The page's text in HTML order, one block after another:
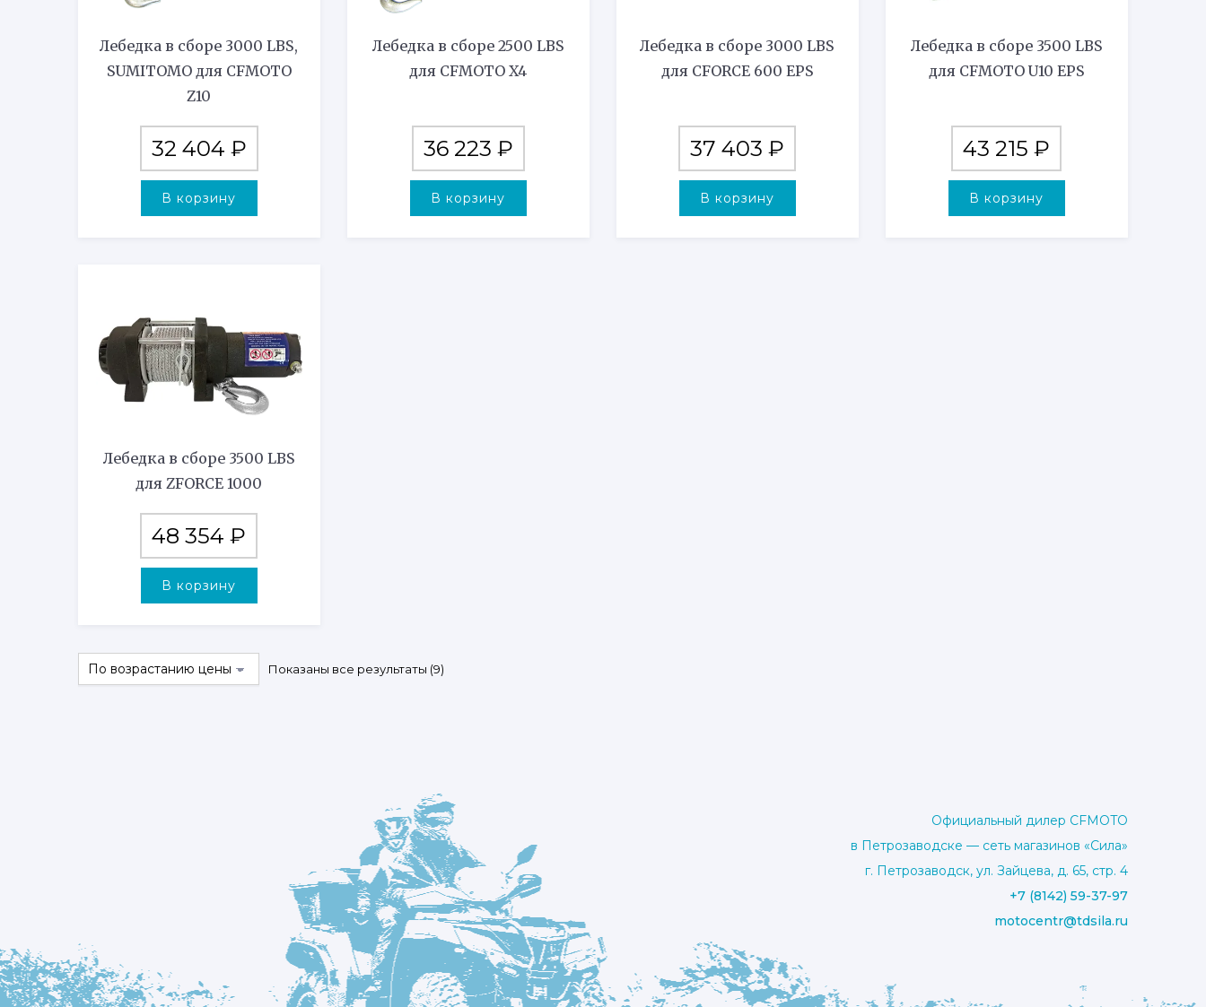
Лебедка в сборе 3000 LBS,
SUMITOMO для CFMOTO
Z10
32 404 ₽
В корзину
Лебедка в сборе 2500 LBS
для CFMOTO X4
36 223 ₽
В корзину
Лебедка в сборе 3000 LBS
для CFORCE 600 EPS
37 403₽
В корзину
Лебедка в сборе 3500 LBS
для CFMOTO U10 EPS
43 215₽
В корзину
Лебедка в сборе 3500 LBS
для ZFORCE 1000
48 354₽
В корзину
Показаны все результаты (9)
Официальный дилер CFMOTO
в Петрозаводске — сеть магазинов «Сила»
г. Петрозаводск, ул. Зайцева, д. 65, стр. 4
+7 (8142) 59-37-97
motocentr@tdsila.ru